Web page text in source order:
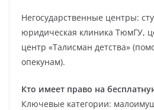
Негосударственные центры:
юридическая клиника ТюмГУ,
центр «Талисман детства»
опекунам).
Кто имеет право на
Ключевые категории: